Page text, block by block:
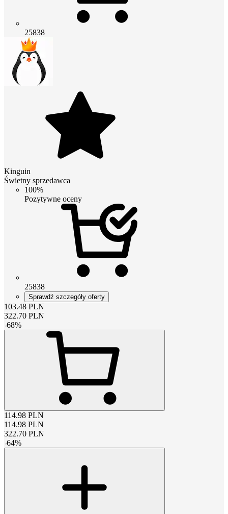
25838
Kinguin
Świetny sprzedawca
100%
Pozytywne oceny
25838
Sprawdź szczegóły oferty
103.48 PLN
322.70 PLN
-68%
114.98 PLN
114.98 PLN
322.70 PLN
-64%